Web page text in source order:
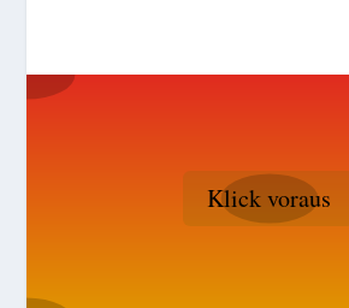
Klick voraus